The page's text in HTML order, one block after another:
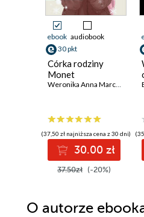
ebook audiobook
30 pkt
Córka rodziny
Monet
Weronika Anna Marczak
(37,50 zł najniższa cena z 30 dni)
30.00 zł
37.50zł (-20%)
O autorze